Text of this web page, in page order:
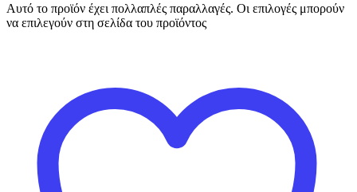
Αυτό το προϊόν έχει πολλαπλές παραλλαγές. Οι επιλογές μπορούν
να επιλεγούν στη σελίδα του προϊόντος